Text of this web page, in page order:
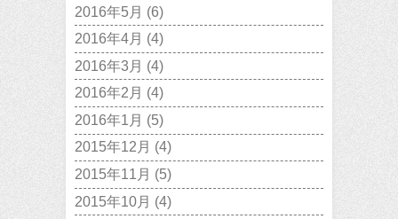
2016年5月 (6)
2016年4月 (4)
2016年3月 (4)
2016年2月 (4)
2016年1月 (5)
2015年12月 (4)
2015年11月 (5)
2015年10月 (4)